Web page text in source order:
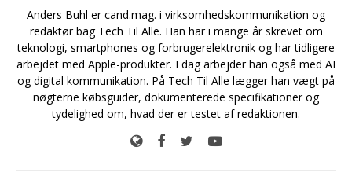
Anders Buhl er cand.mag. i virksomhedskommunikation og
redaktør bag Tech Til Alle. Han har i mange år skrevet om
teknologi, smartphones og forbrugerelektronik og har tidligere
arbejdet med Apple-produkter. I dag arbejder han også med AI
og digital kommunikation. På Tech Til Alle lægger han vægt på
nøgterne købsguider, dokumenterede specifikationer og
tydelighed om, hvad der er testet af redaktionen.